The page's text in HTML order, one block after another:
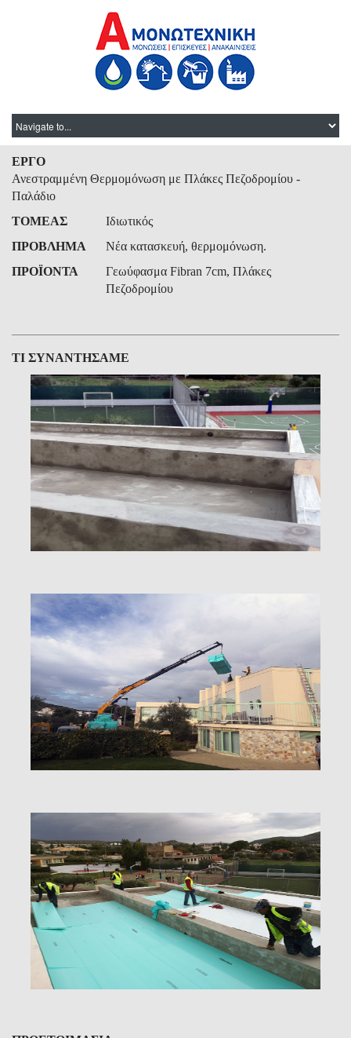
ΕΡΓΟ
Ανεστραμμένη Θερμομόνωση με Πλάκες Πεζοδρομίου -
Παλάδιο
ΤΟΜΕΑΣ
Ιδιωτικός
ΠΡΟΒΛΗΜΑ
Νέα κατασκευή, θερμομόνωση.
ΠΡΟΪΟΝΤΑ
Γεωύφασμα Fibran 7cm, Πλάκες
Πεζοδρομίου
ΤΙ ΣΥΝΑΝΤΗΣΑΜΕ